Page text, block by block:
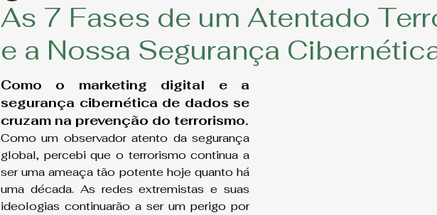
As 7 Fases de um Atentado
e a Nossa Segurança
Como o marketing digital e a
segurança cibernética de dados se
cruzam na prevenção do terrorismo.
Como um observador atento da segurança
global, percebi que o terrorismo continua a
ser uma ameaça tão potente hoje quanto há
uma década. As redes extremistas e suas
ideologias continuarão a ser um perigo por